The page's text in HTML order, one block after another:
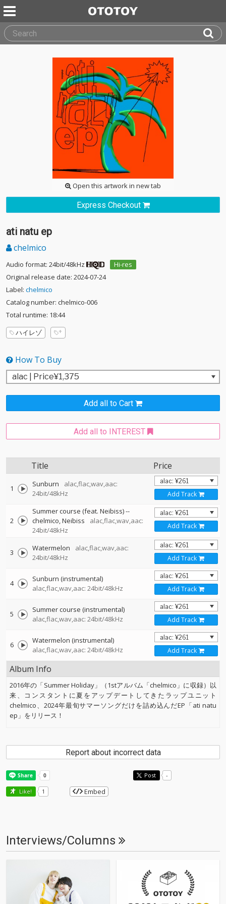
Open this artwork in new tab
Express Checkout
ati natu ep
chelmico
Audio format: 24bit/48kHz
Hi-res
Original release date: 2024-07-24
Label: chelmico
Catalog number: chelmico-006
Total runtime: 18:44
ハイレゾ
How To Buy
Add all to Cart
Add all to INTEREST
Title Price
1 Sunburn
alac,flac,wav,aac:
24bit/48kHz
Add Track
2
Summer course (feat. Neibiss)--
chelmico Neibiss
alac,flac,wav,aac:
24bit/48kHz
Add Track
3 Watermelon
alac,flac,wav,aac:
24bit/48kHz
Add Track
4
Sunburn (instrumental)
alac,flac,wav,aac: 24bit/48kHz
Add Track
5
Summer course (instrumental)
alac,flac,wav,aac: 24bit/48kHz
Add Track
6
Watermelon (instrumental)
alac,flac,wav,aac: 24bit/48kHz
Add Track
Album Info
2016年の「Summer Holiday」（1stアルバム「chelmico」に収録）以
来、コンスタントに夏をアップデートしてきたラップユニット
chelmico、2024年最旬サマーソングだけを詰め込んだEP「ati natu
ep」をリリース！
Report about incorrect data
Post -
Like! 1 Embed
Interviews/Columns